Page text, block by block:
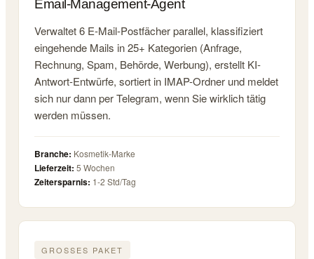
Email-Management-Agent
Verwaltet 6 E-Mail-Postfächer parallel, klassifiziert
eingehende Mails in 25+ Kategorien (Anfrage,
Rechnung, Spam, Behörde, Werbung), erstellt KI-
Antwort-Entwürfe, sortiert in IMAP-Ordner und meldet
sich nur dann per Telegram, wenn Sie wirklich tätig
werden müssen.
Branche: Kosmetik-Marke
Lieferzeit: 5 Wochen
Zeitersparnis: 1-2 Std/Tag
GROSSES PAKET